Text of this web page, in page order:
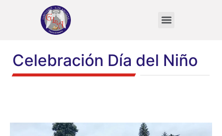
Celebración Día del Niño